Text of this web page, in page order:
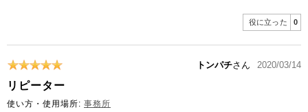
役に立った 0
トンパチさん 2020/03/14
リピーター
使い方・使用場所: 事務所